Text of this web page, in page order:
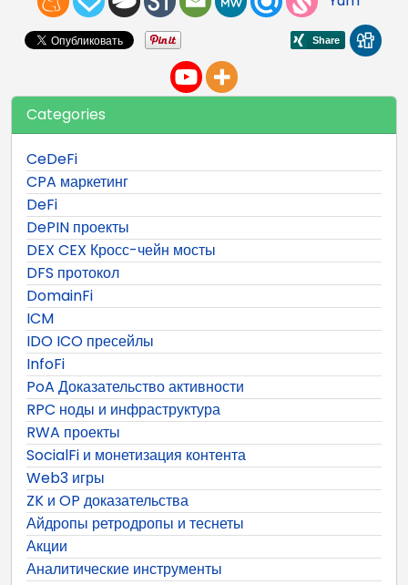
Categories
CeDeFi
CPA маркетинг
DeFi
DePIN проекты
DEX CEX Кросс-чейн мосты
DFS протокол
DomainFi
ICM
IDO ICO пресейлы
InfoFi
PoA Доказательство активности
RPC ноды и инфраструктура
RWA проекты
SocialFi и монетизация контента
Web3 игры
ZK и OP доказательства
Айдропы ретродропы и теснеты
Акции
Аналитические инструменты